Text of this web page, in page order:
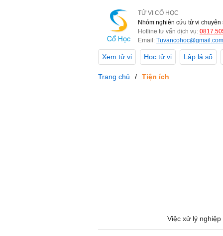
TỬ VI CỔ HỌC
Nhóm nghiên cứu tử vi chuyên
Hotline tư vấn dịch vụ:
Email: Tuvancohoc@gmail.com
Xem tử vi Học tử vi Lập lá số
Trang chủ Tiện ích
Việc xử lý